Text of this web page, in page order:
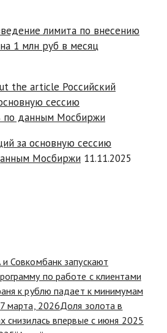
лимита по внесению
1 млн руб в месяц
за основную сессию
Мосбиржи 11.11.2025
Совкомбанк запускают
по работе с клиентами
к рублю падает к минимумам
7 марта, 2026Доля золота в
снизилась впервые с июня 2025